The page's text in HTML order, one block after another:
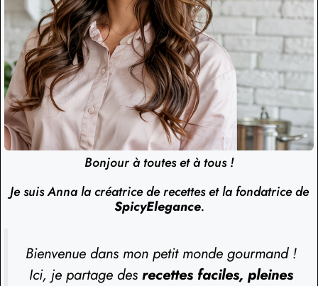
Bonjour à toutes et à tous !
Je suis Anna la créatrice de recettes et la fondatrice de
SpicyElegance.
Bienvenue dans mon petit monde gourmand !
Ici, je partage des recettes faciles, pleines